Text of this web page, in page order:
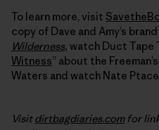
To learn more, visit
copy of Dave and Amy’s
Wilderness, watch Duct Tape
Witness” about the
Waters and watch Nate
Visitdirtbagdiaries.comfor